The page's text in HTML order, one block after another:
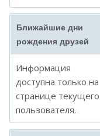
Ближайшие дни
рождения друзей
Информация
доступна только на
странице текущего
пользователя.